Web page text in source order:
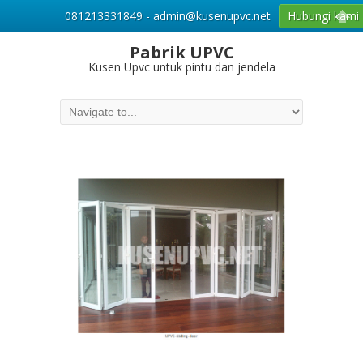
Pabrik UPVC
Kusen Upvc untuk pintu dan jendela
081213331849 - admin@kusenupvc.net Hubungi kami